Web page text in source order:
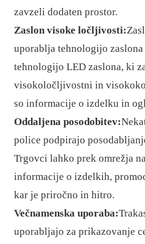
zavzeli dodaten prostor.
Zaslon visoke ločljivosti:
uporablja tehnologijo
tehnologijo LED zaslona, ​​ki
visokoločljivostni in
so informacije o izdelku in
Oddaljena posodobitev:
police podpirajo
Trgovci lahko prek omrežja
informacije o izdelkih,
kar je priročno in hitro.
Večnamenska uporaba:
uporabljajo za prikazovanje